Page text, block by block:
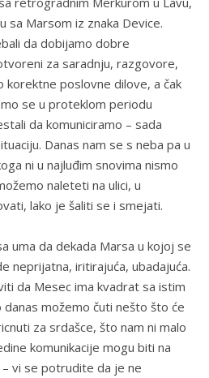
sa Marsom iz znaka Device.
da dobijamo dobre
za saradnju, razgovore,
poslovne dilove, a čak
se u proteklom periodu
da komuniciramo – sada
Danas nam se s neba pa u
ni u najluđim snovima nismo
naleteti na ulici, u
lako je šaliti se i smejati.
uma da dekada Marsa u kojoj se
neprijatna, iritirajuća, ubadajuća.
da Mesec ima kvadrat sa istim
možemo čuti nešto što će
za srdašce, što nam ni malo
komunikacije mogu biti na
vi se potrudite da je ne